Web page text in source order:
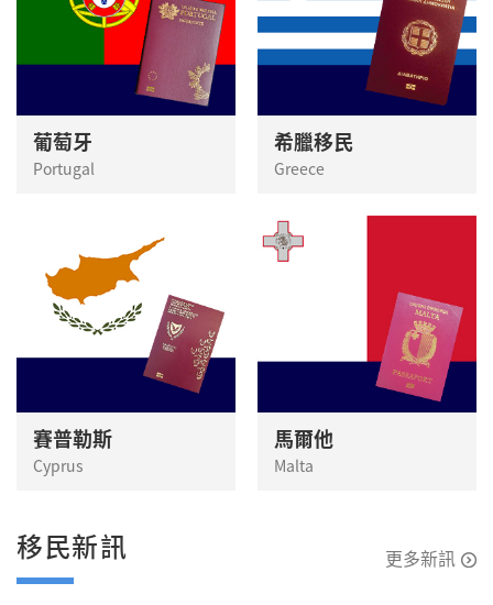
葡萄牙
Portugal
希臘移民
Greece
賽普勒斯
Cyprus
馬爾他
Malta
移民新訊 更多新訊